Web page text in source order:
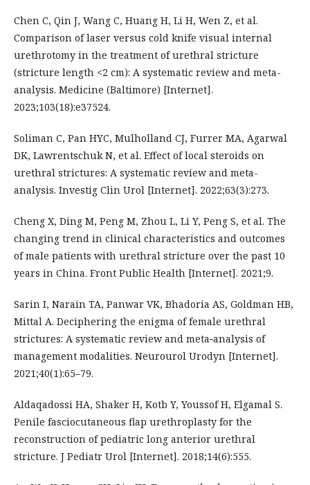
Chen C, Qin J, Wang C, Huang H, Li H, Wen Z, et al.
Comparison of laser versus cold knife visual internal
urethrotomy in the treatment of urethral stricture
(stricture length <2 cm): A systematic review and meta-
analysis. Medicine (Baltimore) [Internet].
2023;103(18):e37524.
Soliman C, Pan HYC, Mulholland CJ, Furrer MA, Agarwal
DK, Lawrentschuk N, et al. Effect of local steroids on
urethral strictures: A systematic review and meta-
analysis. Investig Clin Urol [Internet]. 2022;63(3):273.
Cheng X, Ding M, Peng M, Zhou L, Li Y, Peng S, et al. The
changing trend in clinical characteristics and outcomes
of male patients with urethral stricture over the past 10
years in China. Front Public Health [Internet]. 2021;9.
Sarin I, Narain TA, Panwar VK, Bhadoria AS, Goldman HB,
Mittal A. Deciphering the enigma of female urethral
strictures: A systematic review and meta‐analysis of
management modalities. Neurourol Urodyn [Internet].
2021;40(1):65–79.
Aldaqadossi HA, Shaker H, Kotb Y, Youssof H, Elgamal S.
Penile fasciocutaneous flap urethroplasty for the
reconstruction of pediatric long anterior urethral
stricture. J Pediatr Urol [Internet]. 2018;14(6):555.